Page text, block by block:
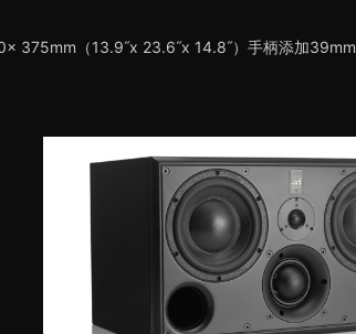
375mm（13.9˝x 23.6˝x 14.8˝）手柄添加39mm/